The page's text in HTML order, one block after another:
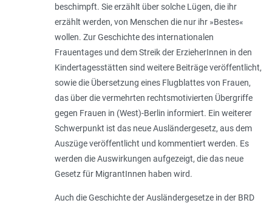
beschimpft. Sie erzählt über solche Lügen, die ihr
erzählt werden, von Menschen die nur ihr »Bestes«
wollen. Zur Geschichte des internationalen
Frauentages und dem Streik der ErzieherInnen in den
Kindertagesstätten sind weitere Beiträge veröffentlicht,
sowie die Übersetzung eines Flugblattes von Frauen,
das über die vermehrten rechtsmotivierten Übergriffe
gegen Frauen in (West)-Berlin informiert. Ein weiterer
Schwerpunkt ist das neue Ausländergesetz, aus dem
Auszüge veröffentlicht und kommentiert werden. Es
werden die Auswirkungen aufgezeigt, die das neue
Gesetz für MigrantInnen haben wird.
Auch die Geschichte der Ausländergesetze in der BRD